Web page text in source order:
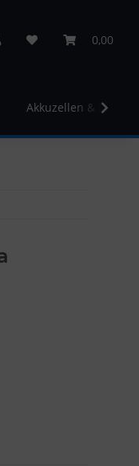
0,00
Akkuzellen &